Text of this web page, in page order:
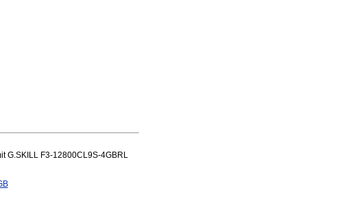
G.SKILL F3-12800CL9S-4GBRL